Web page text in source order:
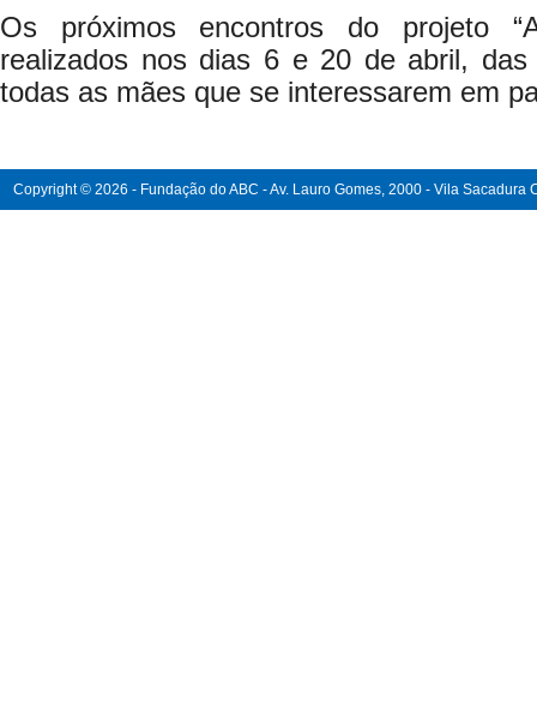
Os próximos encontros do projeto
realizados nos dias 6 e 20 de abril,
todas as mães que se interessarem em
Copyright © 2026 - Fundação do ABC - Av. Lauro Gomes, 2000 - Vila